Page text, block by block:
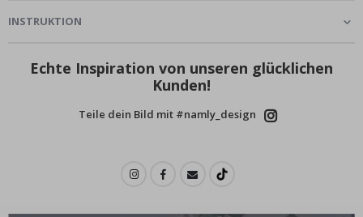
INSTRUKTION
Echte Inspiration von unseren glücklichen
Kunden!
Teile dein Bild mit #namly_design